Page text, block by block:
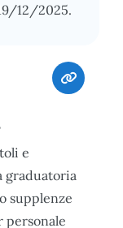
12/2025.
e
graduatoria
supplenze
personale